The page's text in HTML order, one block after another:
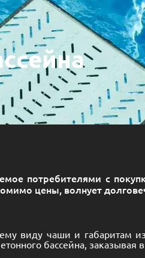
потребителями с
цены, волнует
виду чаши и габаритам
бассейна,